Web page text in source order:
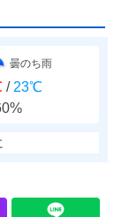
曇のち雨
/ 23℃